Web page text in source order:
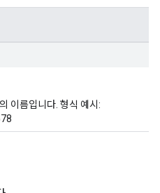
이름입니다. 형식 예시: